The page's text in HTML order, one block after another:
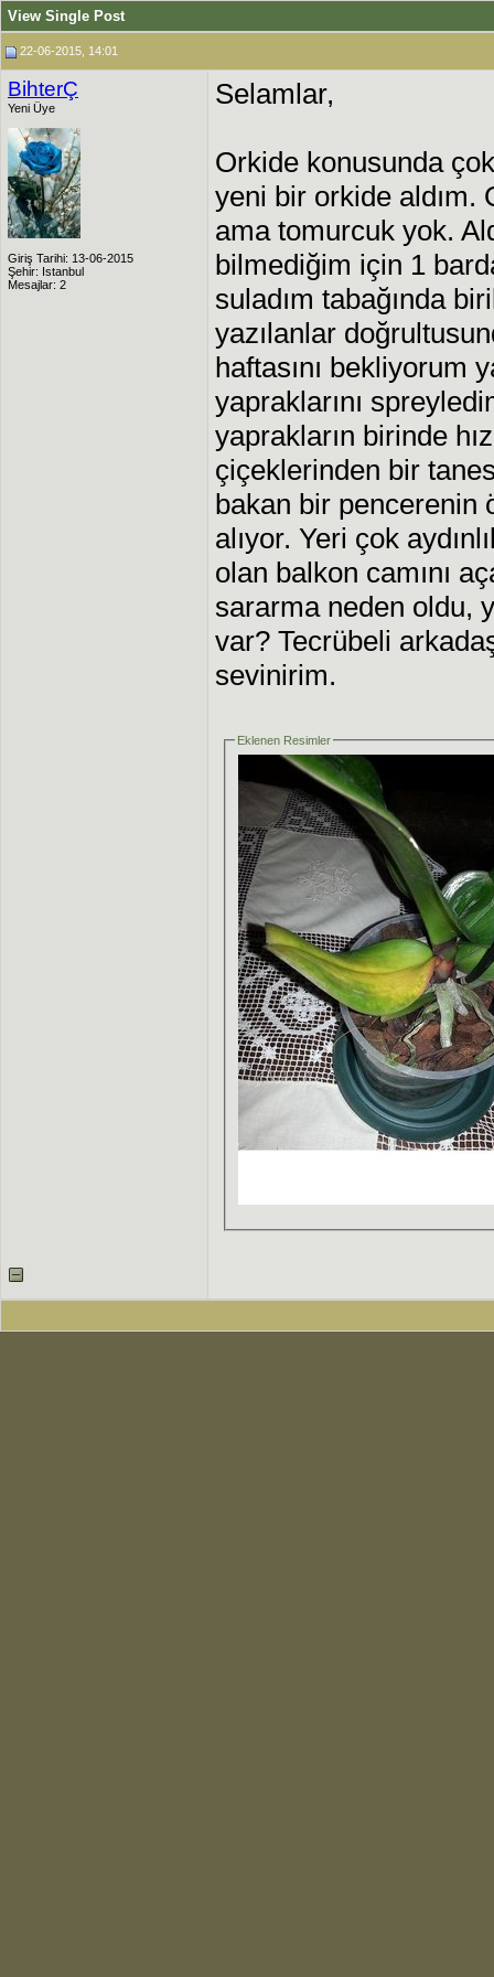
View Single Post
22-06-2015, 14:01
BihterÇ
Yeni Üye
Giriş Tarihi: 13-06-2015
Şehir: Istanbul
Mesajlar: 2
Selamlar,
Orkide konusunda
yeni bir orkide aldım.
ama tomurcuk yok.
bilmediğim için 1
suladım tabağında
yazılanlar
haftasını bekliyorum
yapraklarını
yaprakların birinde
çiçeklerinden bir
bakan bir pencerenin
alıyor. Yeri çok
olan balkon camını
sararma neden oldu,
var? Tecrübeli
sevinirim.
Eklenen Resimler